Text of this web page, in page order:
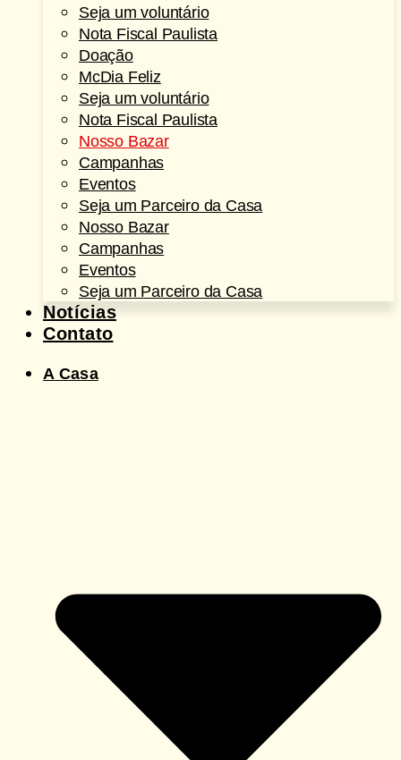
Seja um voluntário
Nota Fiscal Paulista
Doação
McDia Feliz
Seja um voluntário
Nota Fiscal Paulista
Nosso Bazar
Campanhas
Eventos
Seja um Parceiro da Casa
Nosso Bazar
Campanhas
Eventos
Seja um Parceiro da Casa
Notícias
Contato
A Casa